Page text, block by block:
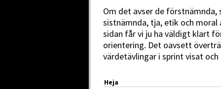
Om det avser de
sistnämnda, tja, etik och moral
sidan får vi ju ha väldigt klart
orientering. Det oavsett
värdetävlingar i sprint visat
Heja